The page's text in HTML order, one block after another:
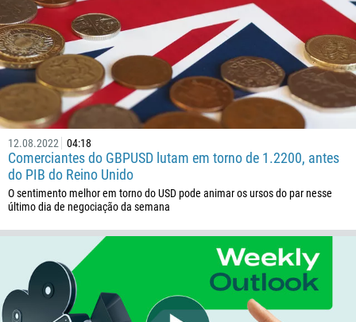
12.08.2022 04:18
Comerciantes do GBPUSD lutam em torno de 1.2200, antes
do PIB do Reino Unido
O sentimento melhor em torno do USD pode animar os ursos do par nesse
último dia de negociação da semana